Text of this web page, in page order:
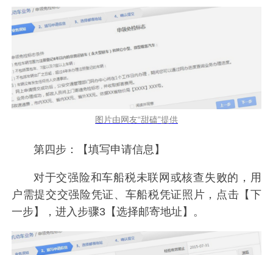
图片由网友“甜磕”提供
第四步：【填写申请信息】
对于交强险和车船税未联网或核查失败的，用
户需提交交强险凭证、车船税凭证照片，点击【下
一步】，进入步骤3【选择邮寄地址】。